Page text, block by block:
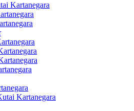
Kartanegara
Kartanegara